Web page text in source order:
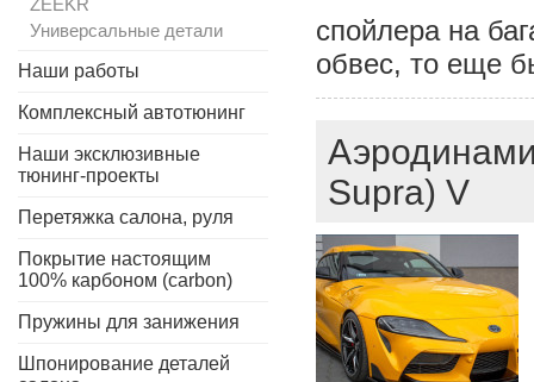
ZEEKR
Универсальные детали
Наши работы
Комплексный автотюнинг
Наши эксклюзивные
тюнинг-проекты
Перетяжка салона, руля
Покрытие настоящим
100% карбоном (carbon)
Пружины для занижения
Шпонирование деталей
спойлера на
обвес, то еще
Supra) V